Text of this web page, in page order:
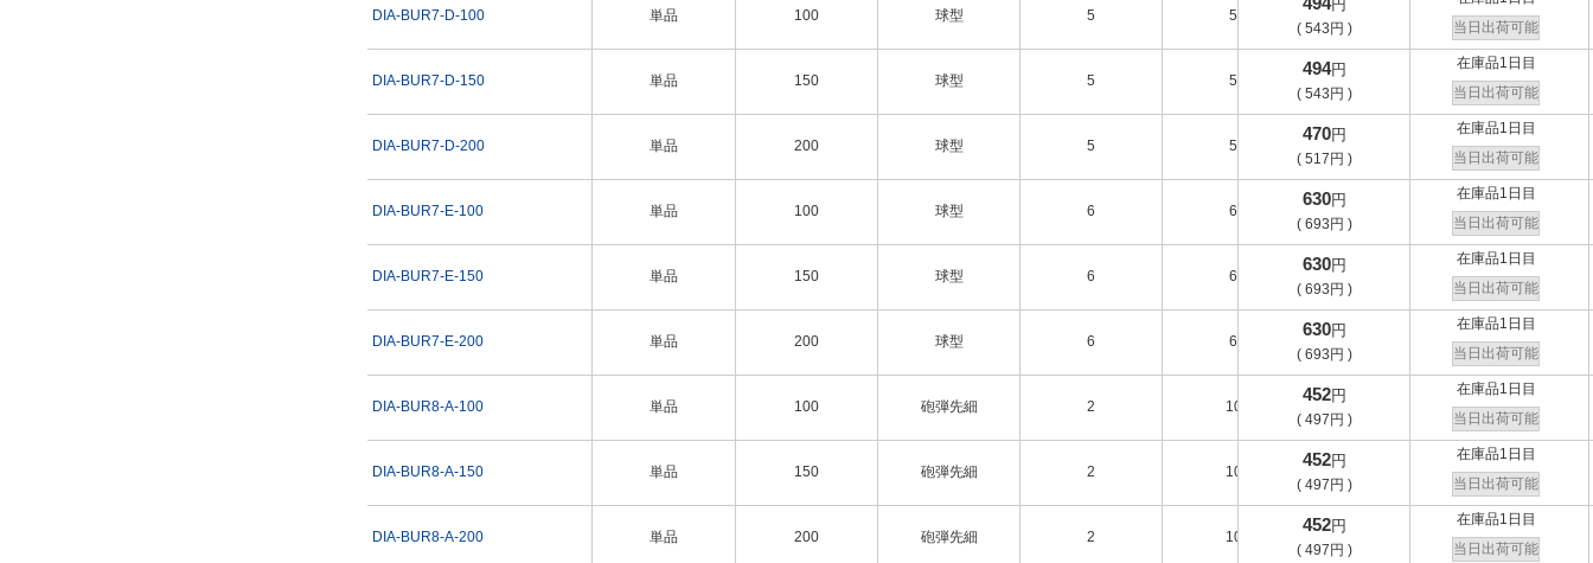
DIA-BUR7-D-100
DIA-BUR7-D-150
DIA-BUR7-D-200
DIA-BUR7-E-100
DIA-BUR7-E-150
DIA-BUR7-E-200
DIA-BUR8-A-100
DIA-BUR8-A-150
DIA-BUR8-A-200
単品 100 球型 5 5 D
単品 150 球型 5 5 D
単品 200 球型 5 5 D
単品 100 球型 6 6 E
単品 150 球型 6 6 E
単品 200 球型 6 6 E
単品 100 砲弾先細 2 10 A
単品 150 砲弾先細 2 10 A
単品 200 砲弾先細 2 10 A
円
( 543 円 )
当日出荷可能
494円
( 543 円 )
在庫品1日目
当日出荷可能
470円
( 517 円 )
在庫品1日目
当日出荷可能
630円
( 693 円 )
在庫品1日目
当日出荷可能
630円
( 693 円 )
在庫品1日目
当日出荷可能
630円
( 693 円 )
在庫品1日目
当日出荷可能
452円
( 497 円 )
在庫品1日目
当日出荷可能
452円
( 497 円 )
在庫品1日目
当日出荷可能
452円
( 497 円 )
在庫品1日目
当日出荷可能